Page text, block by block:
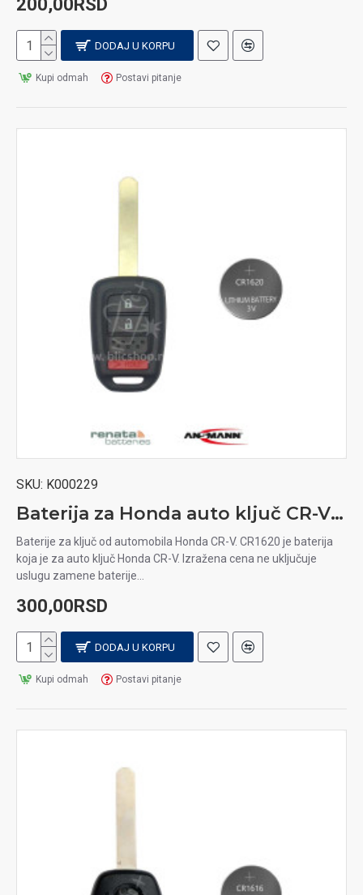
200,00RSD
DODAJ U KORPU
Kupi odmah Postavi pitanje
SKU: K000229
Baterija za Honda auto ključ CR-V 2014- 2016
Baterije za ključ od automobila Honda CR-V. CR1620 je baterija
koja je za auto ključ Honda CR-V. Izražena cena ne uključuje
uslugu zamene baterije...
300,00RSD
DODAJ U KORPU
Kupi odmah Postavi pitanje